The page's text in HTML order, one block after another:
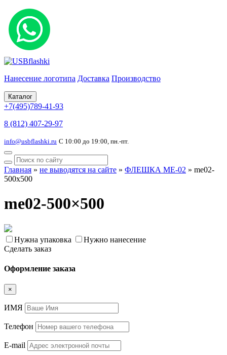
Нанесение логотипа Доставка Производство
Каталог
+7(495)789-41-93
8 (812) 407-29-97
info@usbflashki.ru С 10:00 до 19:00, пн.-пт.
Главная » не выводятся на сайте » ФЛЕШКА ME-02 » me02-
500x500
me02-500×500
Нужна упаковка
Нужно нанесение
Сделать заказ
Оформление заказа
×
ИМЯ
Телефон
E-mail